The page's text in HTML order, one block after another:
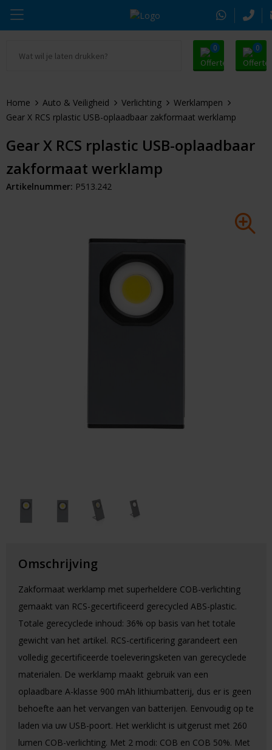
0 0
Drinkwaren
Tassen & Reizen
Alle promosnoepje
Zomer
Kerst
Thule
Alle merken
Home Auto & Veiligheid Verlichting
Werklampen
Gear X RCS rplastic USB-oplaadbaar zakformaat werklamp
Gear X RCS rplastic USB-oplaadbaar
zakformaat werklamp
Artikelnummer: P513.242
Omschrijving
Zakformaat werklamp met superheldere COB-verlichting
gemaakt van RCS-gecertificeerd gerecycled ABS-plastic.
Totale gerecyclede inhoud: 36% op basis van het totale
gewicht van het artikel. RCS-certificering garandeert een
volledig gecertificeerde toeleveringsketen van gerecyclede
materialen. De werklamp maakt gebruik van een
oplaadbare A-klasse 900 mAh lithiumbatterij, dus er is geen
behoefte aan het vervangen van batterijen. Eenvoudig op te
laden via uw USB-poort. Het werklicht is uitgerust met 260
lumen COB-verlichting. Met 2 modi: COB en COB 50%. Met